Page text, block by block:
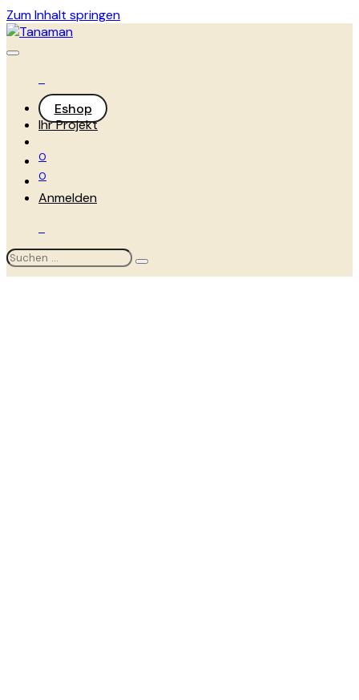
Zum Inhalt springen
Eshop
Ihr Projekt
0
0
Anmelden